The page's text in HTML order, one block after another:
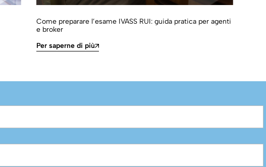
Come preparare l’esame IVASS RUI: guida pratica per agenti
e broker
Per saperne di più